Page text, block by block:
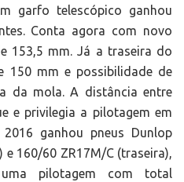
garfo telescópico ganhou
Conta agora com novo
153,5 mm. Já a traseira do
150 mm e possibilidade de
da mola. A distância entre
e privilegia a pilotagem em
ganhou pneus Dunlop
160/60 ZR17M/C (traseira),
pilotagem com total